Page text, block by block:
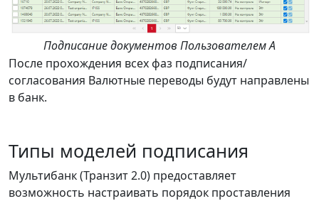
Подписание документов Пользователем А
После прохождения всех фаз подписания/
согласования Валютные переводы будут направлены
в банк.
Типы моделей подписания
Мультибанк (Транзит 2.0) предоставляет
возможность настраивать порядок проставления